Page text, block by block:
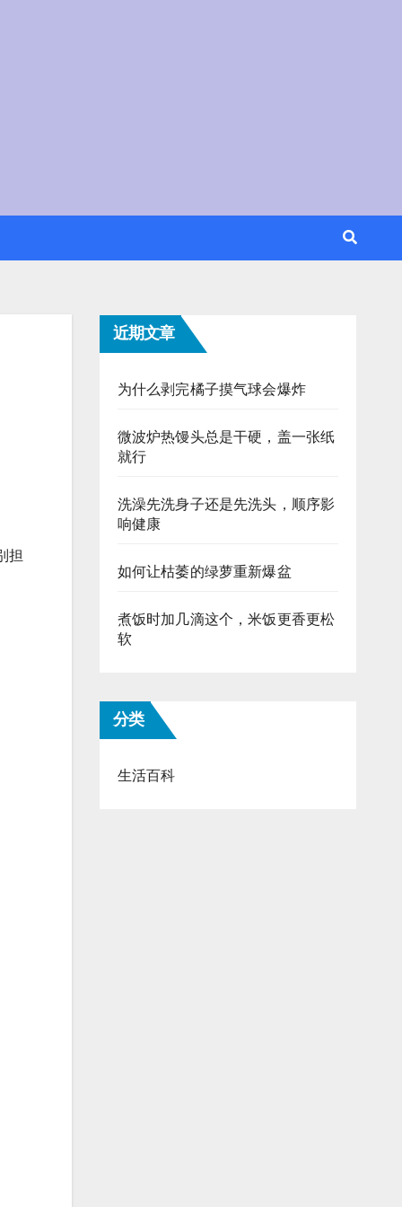
担
近期文章
为什么剥完橘子摸气球会爆炸
微波炉热馒头总是干硬，盖一张纸
就行
洗澡先洗身子还是先洗头，顺序影
响健康
如何让枯萎的绿萝重新爆盆
煮饭时加几滴这个，米饭更香更松
软
分类
生活百科